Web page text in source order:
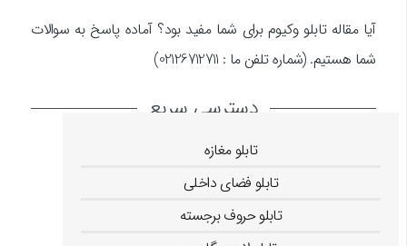
آیا مقاله تابلو وکیوم برای شما مفید بود؟ آماده پاسخ به سوالات
شما هستیم. (شماره تلفن ما : 02126712711)
دسترسی سریع
تابلو مغازه
تابلو فضای داخلی
تابلو حروف برجسته